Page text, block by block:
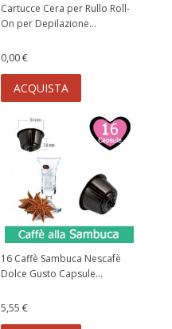
Cartucce Cera per Rullo Roll-
On per Depilazione...
0,00 €
ACQUISTA
16 Caffè Sambuca Nescafè
Dolce Gusto Capsule...
5,55 €